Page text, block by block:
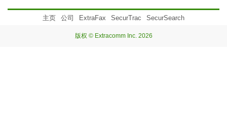
主页 公司 ExtraFax SecurTrac SecurSearch
版权 © Extracomm Inc. 2026